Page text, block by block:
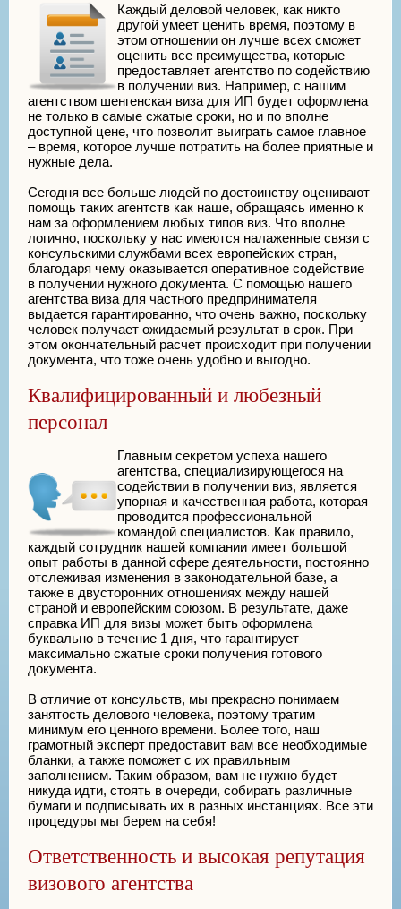
Каждый деловой человек, как никто
другой умеет ценить время, поэтому в
этом отношении он лучше всех сможет
оценить все преимущества, которые
предоставляет агентство по содействию
в получении виз. Например, с нашим
агентством шенгенская виза для ИП будет оформлена
не только в самые сжатые сроки, но и по вполне
доступной цене, что позволит выиграть самое главное
– время, которое лучше потратить на более приятные и
нужные дела.
Сегодня все больше людей по достоинству оценивают
помощь таких агентств как наше, обращаясь именно к
нам за оформлением любых типов виз. Что вполне
логично, поскольку у нас имеются налаженные связи с
консульскими службами всех европейских стран,
благодаря чему оказывается оперативное содействие
в получении нужного документа. С помощью нашего
агентства виза для частного предпринимателя
выдается гарантированно, что очень важно, поскольку
человек получает ожидаемый результат в срок. При
этом окончательный расчет происходит при получении
документа, что тоже очень удобно и выгодно.
Квалифицированный и любезный
персонал
Главным секретом успеха нашего
агентства, специализирующегося на
содействии в получении виз, является
упорная и качественная работа, которая
проводится профессиональной
командой специалистов. Как правило,
каждый сотрудник нашей компании имеет большой
опыт работы в данной сфере деятельности, постоянно
отслеживая изменения в законодательной базе, а
также в двусторонних отношениях между нашей
страной и европейским союзом. В результате, даже
справка ИП для визы может быть оформлена
буквально в течение 1 дня, что гарантирует
максимально сжатые сроки получения готового
документа.
В отличие от консульств, мы прекрасно понимаем
занятость делового человека, поэтому тратим
минимум его ценного времени. Более того, наш
грамотный эксперт предоставит вам все необходимые
бланки, а также поможет с их правильным
заполнением. Таким образом, вам не нужно будет
никуда идти, стоять в очереди, собирать различные
бумаги и подписывать их в разных инстанциях. Все эти
процедуры мы берем на себя!
Ответственность и высокая репутация
визового агентства